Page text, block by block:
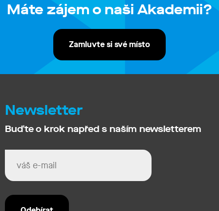
Máte zájem o naši Akademii?
Zamluvte si své místo
Newsletter
Buďte o krok napřed s naším newsletterem